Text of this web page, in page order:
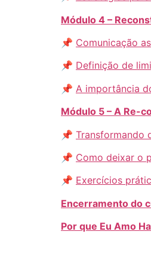
Módulo 4 –
📌 Comunicação
📌 Definição de
📌 A importância
Módulo 5 – A Re-
📌 Transformando
📌 Como deixar o
📌 Exercícios
Encerramento do
Por que Eu Amo